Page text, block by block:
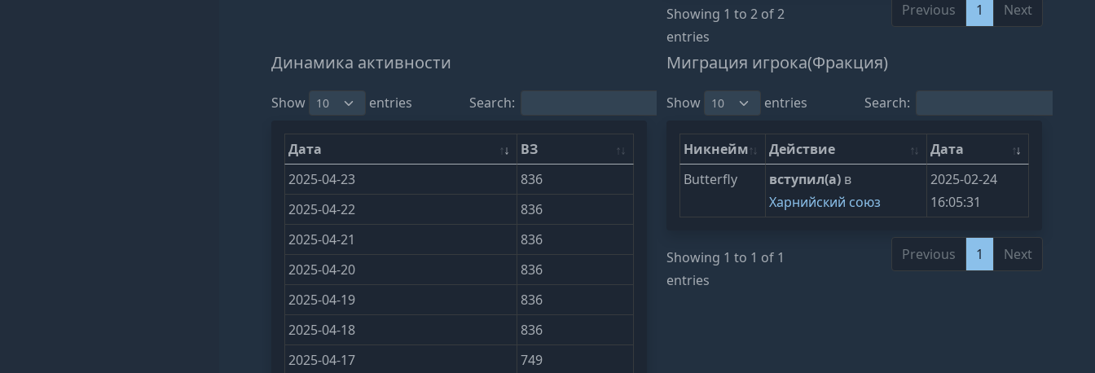
Showing 1 to 2 of 2
entries
Previous 1 Next
Динамика активности
Show entries Search:
Дата
ВЗ
2025-04-23
836
2025-04-22
836
2025-04-21
836
2025-04-20
836
2025-04-19
836
2025-04-18
836
2025-04-17
749
Миграция игрока(Фракция)
Show entries Search:
Никнейм Действие
Дата
Butterfly
вступил(а) в
Харнийский союз
2025-02-24
16:05:31
Showing 1 to 1 of 1
entries
Previous 1 Next